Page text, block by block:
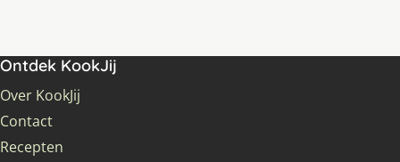
Ontdek KookJij
Over KookJij
Contact
Recepten